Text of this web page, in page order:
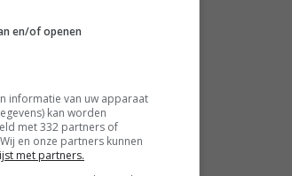
in elkaar te
en/of openen
informatie van uw apparaat
kan worden
met 332 partners of
en onze partners kunnen
met partners.